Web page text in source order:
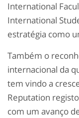
International
International
estratégia como
Também o
internacional da
tem vindo a
Reputation
com um avanço